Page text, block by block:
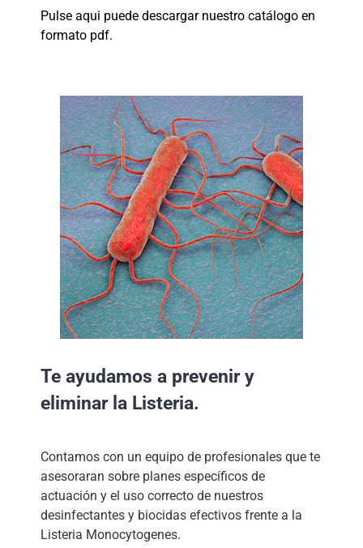
Pulse aqui puede descargar nuestro catálogo en
formato pdf.
Te ayudamos a prevenir y
eliminar la Listeria.
Contamos con un equipo de profesionales que te
asesoraran sobre planes específicos de
actuación y el uso correcto de nuestros
desinfectantes y biocidas efectivos frente a la
Listeria Monocytogenes.